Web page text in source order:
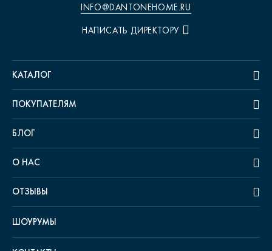
INFO@DANTONEHOME.RU
НАПИСАТЬ ДИРЕКТОРУ
КАТАЛОГ
ПОКУПАТЕЛЯМ
БЛОГ
О НАС
ОТЗЫВЫ
ШОУРУМЫ